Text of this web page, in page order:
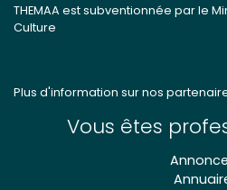
THEMAA est subventionnée par le
Culture
Plus d'information sur nos
Vous êtes